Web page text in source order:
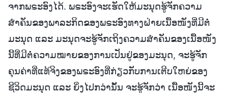
ຈາກພຣະອົງໄດ້. ພຣະອົງຈະເຮັດໃຫ້ມະນຸດຮູ້ຈັກຄວາມ
ສຳຄັນຂອງພາລະກິດຂອງພຣະອົງທາງຝ່າຍເນື້ອໜັງທີ່ມີຕໍ່
ມະນຸດ ແລະ ມະນຸດຈະຮູ້ຈັກເຖິງຄວາມສຳຄັນຂອງເນື້ອໜັງ
ນີ້ທີ່ມີຕໍ່ຄວາມໝາຍຂອງການເປັນຢູ່ຂອງມະນຸດ, ຈະຮູ້ຈັກ
ຄຸນຄ່າທີ່ແທ້ຈິງຂອງພຣະອົງທີ່ກ່ຽວກັບການເຕີບໃຫຍ່ຂອງ
ຊີວິດມະນຸດ ແລະ ຍິ່ງໄປກວ່ານັ້ນ ຈະຮູ້ຈັກວ່າ ເນື້ອໜັງນີ້ຈະ